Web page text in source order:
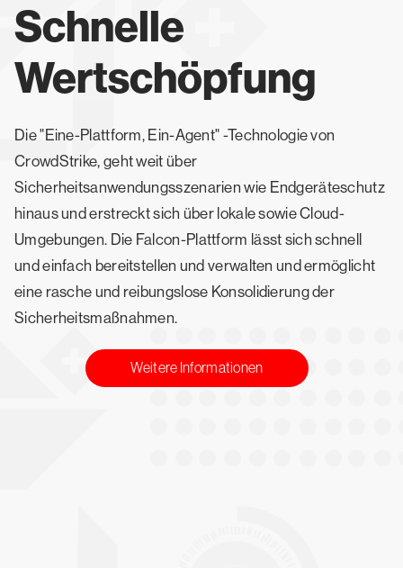
Schnelle
Wertschöpfung
Die "Eine-Plattform, Ein-Agent" -Technologie von
CrowdStrike, geht weit über
Sicherheitsanwendungsszenarien wie Endgeräteschutz
hinaus und erstreckt sich über lokale sowie Cloud-
Umgebungen. Die Falcon-Plattform lässt sich schnell
und einfach bereitstellen und verwalten und ermöglicht
eine rasche und reibungslose Konsolidierung der
Sicherheitsmaßnahmen.
Weitere Informationen